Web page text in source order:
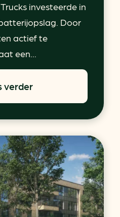
investeerde in
Door
actief te
een...
verder